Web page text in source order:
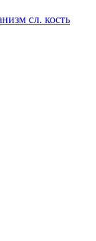
сл. кость